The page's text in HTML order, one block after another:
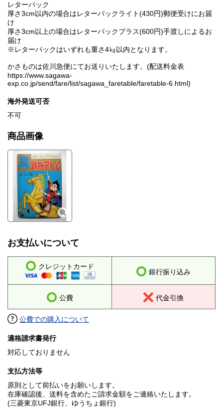
レターパック
厚さ3cm以内の場合はレターパックライト(430円)郵便受けにお届
け
厚さ3cm以上の場合はレターパックプラス(600円)手渡しによるお
届け
※レターパックはいずれも重さ4㎏以内となります。
かさものは佐川急便にてお送りいたします。(配送料金表
https://www.sagawa-
exp.co.jp/send/fare/list/sagawa_faretable/faretable-6.html)
海外発送可否
不可
商品画像
お支払いについて
クレジットカード
銀行振り込み
公費 代金引換
公費での購入について
適格請求書発行
対応しておりません
支払方法等
原則として前払いをお願いします。
在庫確認後、送料を含めたご請求金額をご連絡いたします。
(三菱東京UFJ銀行、ゆうちょ銀行)